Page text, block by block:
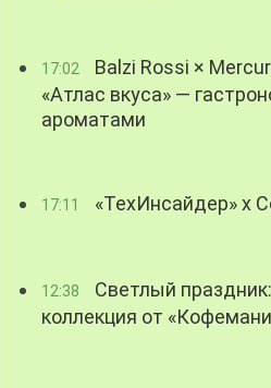
17:02
Balzi Rossi ×
«Атлас вкуса» —
ароматами
17:11 «ТехИнсайдер» х
12:38
Светлый
коллекция от